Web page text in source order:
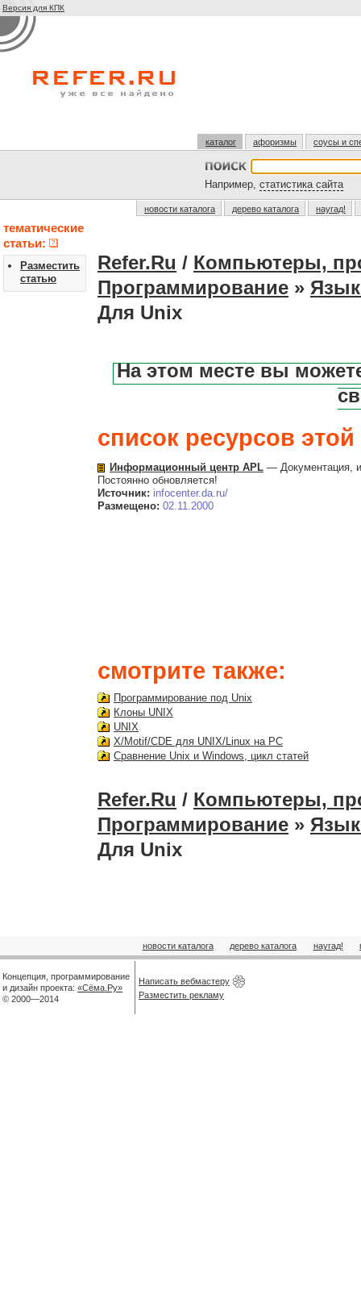
Версия для КПК
каталог афоризмы соусы и
Например, статистика сайта
новости каталога дерево каталога наугад!
тематические
статьи:
Разместить
статью
Refer.Ru / Компьютеры,
Программирование »
Для Unix
На этом месте вы
список ресурсов этой
Информационный центр APL — Документация,
Постоянно обновляется!
Источник: infocenter.da.ru/
Размещено: 02.11.2000
смотрите также:
Программирование под Unix
Клоны UNIX
UNIX
X/Motif/CDE для UNIX/Linux на PC
Сравнение Unix и Windows, цикл статей
Refer.Ru / Компьютеры,
Программирование »
Для Unix
новости каталога дерево каталога наугад!
Концепция, программирование
и дизайн проекта: «Сёма.Ру»
© 2000—2014
Написать вебмастеру
Разместить рекламу